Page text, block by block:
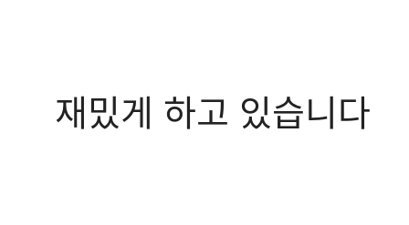
재밌게 하고 있습니다